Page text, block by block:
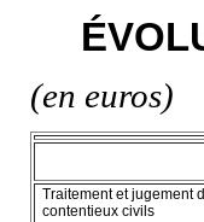
(en euros)
Traitement et jugement
contentieux civils